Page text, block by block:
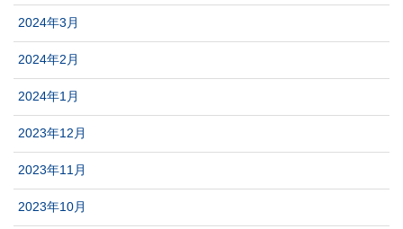
2024年3月
2024年2月
2024年1月
2023年12月
2023年11月
2023年10月